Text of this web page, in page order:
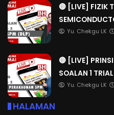
🔴 [LIVE] FIZIK
Yu. Chekgu LK
🔴 [LIVE]
SOALAN 1
Yu. Chekgu LK
HALAMAN